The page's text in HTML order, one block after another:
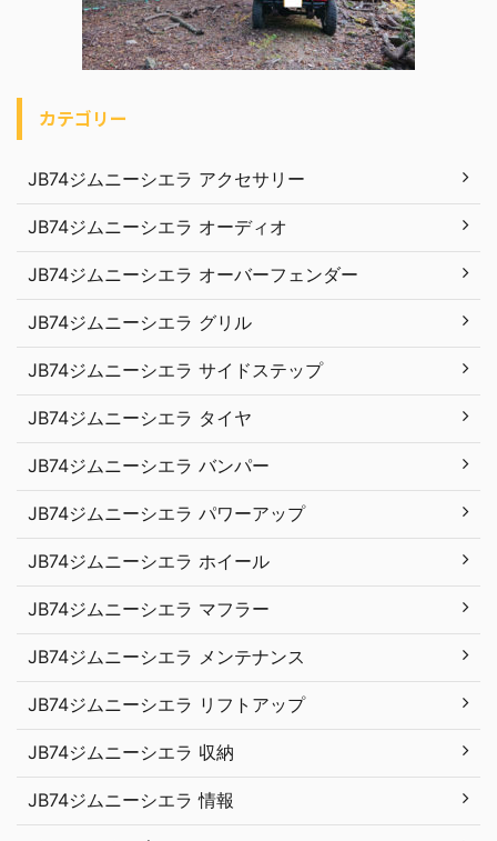
カテゴリー
JB74ジムニーシエラ アクセサリー
JB74ジムニーシエラ オーディオ
JB74ジムニーシエラ オーバーフェンダー
JB74ジムニーシエラ グリル
JB74ジムニーシエラ サイドステップ
JB74ジムニーシエラ タイヤ
JB74ジムニーシエラ バンパー
JB74ジムニーシエラ パワーアップ
JB74ジムニーシエラ ホイール
JB74ジムニーシエラ マフラー
JB74ジムニーシエラ メンテナンス
JB74ジムニーシエラ リフトアップ
JB74ジムニーシエラ 収納
JB74ジムニーシエラ 情報